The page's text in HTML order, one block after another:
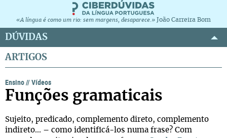
«A língua é como um rio: sem margens, desaparece.» João Carreira Bom
DÚVIDAS
ARTIGOS
Ensino//Vídeos
Funções gramaticais
Sujeito, predicado, complemento direto, complemento
indireto... – como identificá-los numa frase? Com